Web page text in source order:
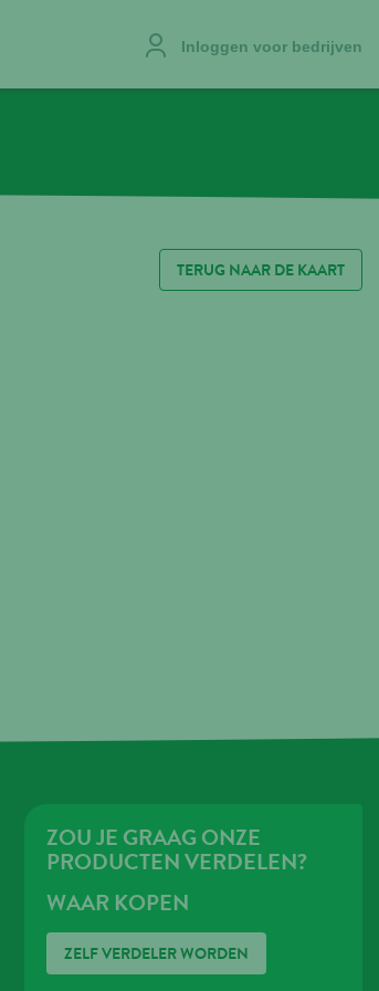
Inloggen voor bedrijven
TERUG NAAR DE KAART
ZOU JE GRAAG ONZE
PRODUCTEN VERDELEN?
WAAR KOPEN
ZELF VERDELER WORDEN